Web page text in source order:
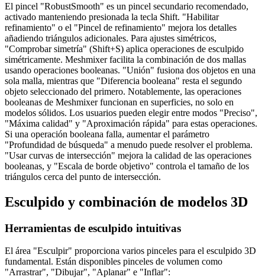
El pincel "RobustSmooth" es un pincel secundario recomendado,
activado manteniendo presionada la tecla Shift. "Habilitar
refinamiento" o el "Pincel de refinamiento" mejora los detalles
añadiendo triángulos adicionales. Para ajustes simétricos,
"Comprobar simetría" (Shift+S) aplica operaciones de esculpido
simétricamente. Meshmixer facilita la combinación de dos mallas
usando operaciones booleanas. "Unión" fusiona dos objetos en una
sola malla, mientras que "Diferencia booleana" resta el segundo
objeto seleccionado del primero. Notablemente, las operaciones
booleanas de Meshmixer funcionan en superficies, no solo en
modelos sólidos. Los usuarios pueden elegir entre modos "Preciso",
"Máxima calidad" y "Aproximación rápida" para estas operaciones.
Si una operación booleana falla, aumentar el parámetro
"Profundidad de búsqueda" a menudo puede resolver el problema.
"Usar curvas de intersección" mejora la calidad de las operaciones
booleanas, y "Escala de borde objetivo" controla el tamaño de los
triángulos cerca del punto de intersección.
Esculpido y combinación de modelos 3D
Herramientas de esculpido intuitivas
El área "Esculpir" proporciona varios pinceles para el esculpido 3D
fundamental. Están disponibles pinceles de volumen como
"Arrastrar", "Dibujar", "Aplanar" e "Inflar":